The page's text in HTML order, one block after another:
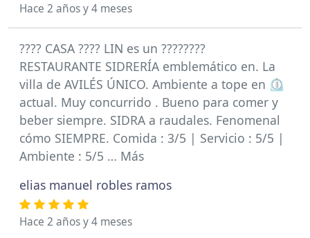
Hace 2 años y 4 meses
???? CASA ???? LIN es un ????????
RESTAURANTE SIDRERÍA emblemático en. La
villa de AVILÉS ÚNICO. Ambiente a tope en ⏲️
actual. Muy concurrido . Bueno para comer y
beber siempre. SIDRA a raudales. Fenomenal
cómo SIEMPRE. Comida : 3/5 | Servicio : 5/5 |
Ambiente : 5/5 … Más
elias manuel robles ramos
Hace 2 años y 4 meses